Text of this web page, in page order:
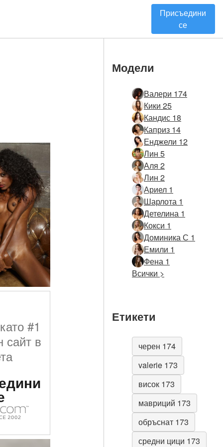
Присъедини
се
#1
сайт в
Модели
Валери 174
Кики 25
Кандис 18
Каприз 14
Енджели 12
Лин 5
Аля 2
Лин 2
Ариел 1
Шарлота 1
Детелина 1
Кокси 1
Доминика С 1
Емили 1
Фена 1
Всички >
Етикети
черен 174
valerie 173
висок 173
мавриций 173
обръснат 173
средни цици 173